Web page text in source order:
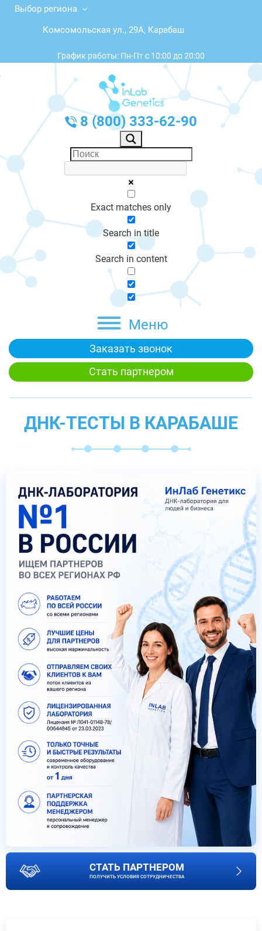
Выбор региона
Комсомольская ул., 29А, Карабаш
График работы: Пн-Пт с 10:00 до 20:00
8 (800) 333-62-90
Exact matches only
Search in title
Search in content
Меню
Заказать звонок
Стать партнером
ДНК-ТЕСТЫ В КАРАБАШЕ
СТАТЬ ПАРТНЕРОМ
ПОЛУЧИТЬ УСЛОВИЯ СОТРУДНИЧЕСТВА